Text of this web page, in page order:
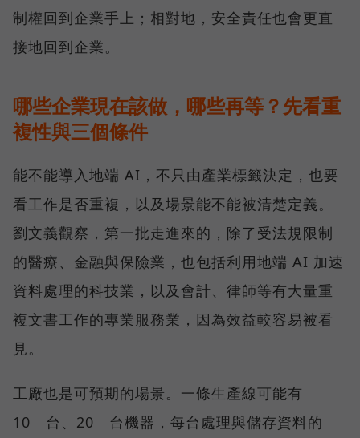
制權回到企業手上；相對地，安全責任也會更直
接地回到企業。
哪些企業現在該做，哪些再等？先看重
複性與三個條件
能不能導入地端 AI，不只由產業標籤決定，也要
看工作是否重複，以及場景能不能被清楚定義。
劉文義觀察，第一批走進來的，除了受法規限制
的醫療、金融與保險業，也包括利用地端 AI 加速
資料處理的科技業，以及會計、律師等有大量重
複文書工作的專業服務業，因為效益較容易被看
見。
工廠也是可預期的場景。一條生產線可能有
10 台、20 台機器，每台處理與儲存資料的